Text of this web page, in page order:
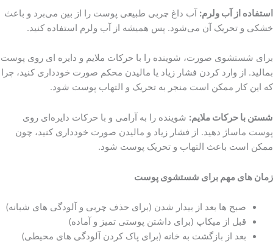
استفاده از آب ولرم: آب داغ چربی طبیعی پوست را از بین می‌برد و باعث
خشکی و تحریک آن می‌شود. پس همیشه از آب ولرم استفاده کنید.
برای شستشوی صورت، شوینده را با حرکات ملایم و دایره ای روی پوست
بمالید. از وارد کردن فشار زیاد یا مالیدن محکم صورت خودداری کنید، چرا
که این کار ممکن است منجر به تحریک و التهاب پوست شود.
شستن با حرکات ملایم: شوینده را به آرامی و با حرکات دایره‌ای روی
پوست ماساژ دهید. از فشار زیاد و مالیدن صورت خودداری کنید، چون
ممکن است باعث التهاب و تحریک پوست شود.
زمان های مهم برای شستشوی پوست
صبح ها بعد از بیدار شدن (برای حذف چربی و آلودگی های شبانه)
قبل از میکاپ (برای داشتن پوستی تمیز و آماده)
بعد از بازگشت به خانه (برای پاک کردن آلودگی های محیطی)